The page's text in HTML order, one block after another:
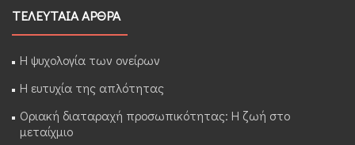
ΤΕΛΕΥΤΑΙΑ ΑΡΘΡΑ
Η ψυχολογία των ονείρων
Η ευτυχία της απλότητας
Οριακή διαταραχή προσωπικότητας: Η ζωή στο
μεταίχμιο